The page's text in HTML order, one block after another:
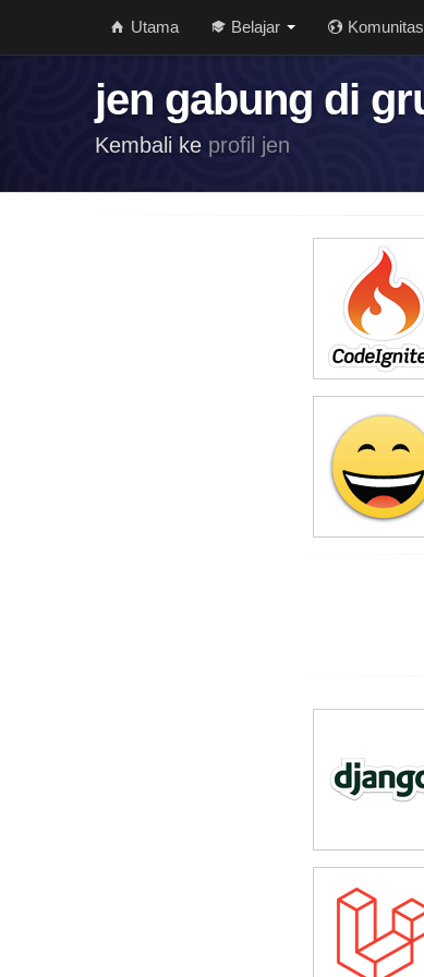
Utama Belajar Komunitas
jen gabung di
Kembali ke profil jen